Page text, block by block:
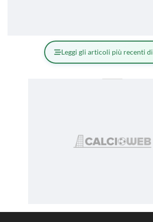
Leggi gli articoli più recenti di